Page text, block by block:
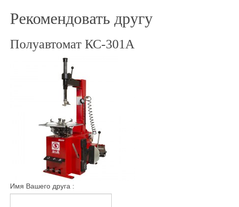
Рекомендовать другу
Полуавтомат КС-301A
Имя Вашего друга :